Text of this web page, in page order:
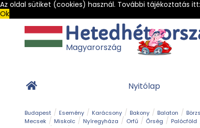
Az oldal sütiket (cookies) használ. További tájékoztatás itt:
Ok
Magyarország
Nyitólap
Budapest Esemény Karácsony Bakony Balaton
Mecsek
Miskolc Nyíregyháza Orfű Őrség Palócföld